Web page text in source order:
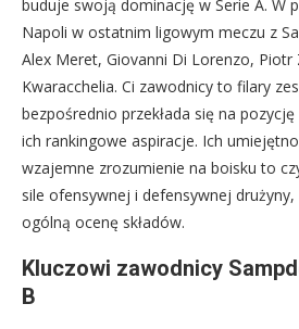
buduje swoją dominację w Serie A. W
Napoli w ostatnim ligowym meczu z
Alex Meret, Giovanni Di Lorenzo, Piotr
Kwaracchelia. Ci zawodnicy to filary
bezpośrednio przekłada się na
ich rankingowe aspiracje. Ich
wzajemne zrozumienie na boisku to
sile ofensywnej i defensywnej drużyny,
ogólną ocenę składów.
Kluczowi zawodnicy
B